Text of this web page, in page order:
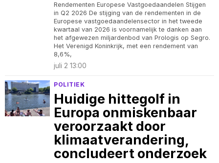
Rendementen Europese Vastgoedaandelen Stijgen
in Q2 2026 De stijging van de rendementen in de
Europese vastgoedaandelensector in het tweede
kwartaal van 2026 is voornamelijk te danken aan
het afgewezen miljardenbod van Prologis op Segro.
Het Verenigd Koninkrijk, met een rendement van
8,6%,
juli 2 13:00
POLITIEK
Huidige hittegolf in
Europa onmiskenbaar
veroorzaakt door
klimaatverandering,
concludeert onderzoek